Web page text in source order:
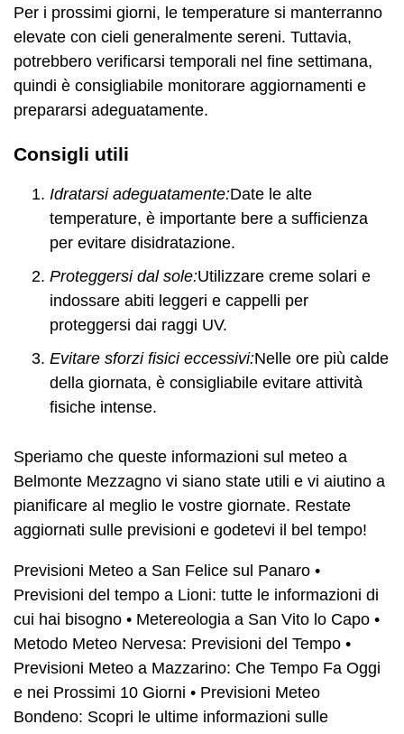
Per i prossimi giorni, le temperature si manterranno
elevate con cieli generalmente sereni. Tuttavia,
potrebbero verificarsi temporali nel fine settimana,
quindi è consigliabile monitorare aggiornamenti e
prepararsi adeguatamente.
Consigli utili
Idratarsi adeguatamente:Date le alte
temperature, è importante bere a sufficienza
per evitare disidratazione.
Proteggersi dal sole:Utilizzare creme solari e
indossare abiti leggeri e cappelli per
proteggersi dai raggi UV.
Evitare sforzi fisici eccessivi:Nelle ore più calde
della giornata, è consigliabile evitare attività
fisiche intense.
Speriamo che queste informazioni sul meteo a
Belmonte Mezzagno vi siano state utili e vi aiutino a
pianificare al meglio le vostre giornate. Restate
aggiornati sulle previsioni e godetevi il bel tempo!
Previsioni Meteo a San Felice sul Panaro •
Previsioni del tempo a Lioni: tutte le informazioni di
cui hai bisogno • Metereologia a San Vito lo Capo •
Metodo Meteo Nervesa: Previsioni del Tempo •
Previsioni Meteo a Mazzarino: Che Tempo Fa Oggi
e nei Prossimi 10 Giorni • Previsioni Meteo
Bondeno: Scopri le ultime informazioni sulle